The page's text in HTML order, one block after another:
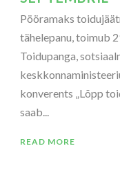
Pööramaks
tähelepanu, toimub
Toidupanga,
konverents „Lõpp
saab...
READ MORE